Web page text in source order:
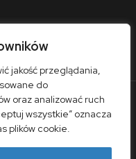
jakość przeglądania,
do
oraz analizować ruch
wszystkie” oznacza
plików cookie.
Sklep